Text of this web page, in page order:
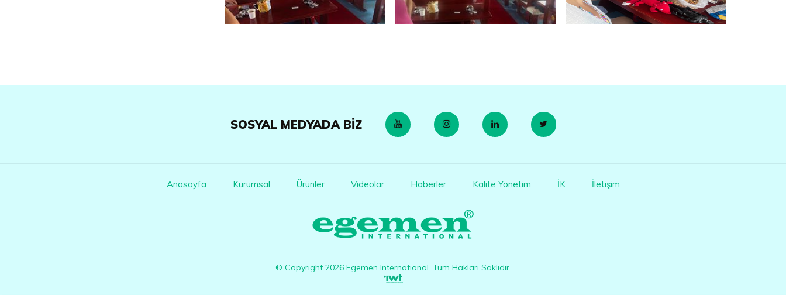
SOSYAL MEDYADA BIZ
Anasayfa Kurumsal Ürünler Videolar Haberler Kalite Yönetim İK İletişim
© Copyright 2026Egemen International. Tüm Hakları Saklıdır.